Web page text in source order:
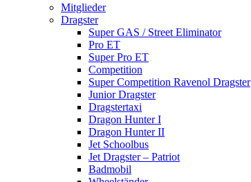
Mitglieder
Dragster
Super GAS / Street Eliminator
Pro ET
Super Pro ET
Competition
Super Competition Ravenol Dragster
Junior Dragster
Dragstertaxi
Dragon Hunter I
Dragon Hunter II
Jet Schoolbus
Jet Dragster – Patriot
Badmobil